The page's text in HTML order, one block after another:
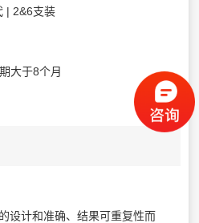
| 2&6支装
大于8个月
设计和准确、结果可重复性而